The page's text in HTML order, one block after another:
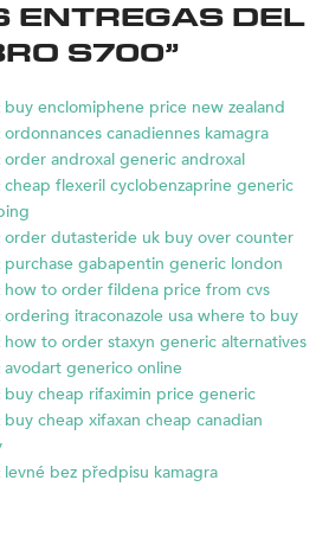
ENTREGAS DEL
S700”
buy enclomiphene price new zealand
ordonnances canadiennes kamagra
order androxal generic androxal
cheap flexeril cyclobenzaprine generic
order dutasteride uk buy over counter
purchase gabapentin generic london
how to order fildena price from cvs
ordering itraconazole usa where to buy
how to order staxyn generic alternatives
avodart generico online
buy cheap rifaximin price generic
buy cheap xifaxan cheap canadian
levné bez předpisu kamagra